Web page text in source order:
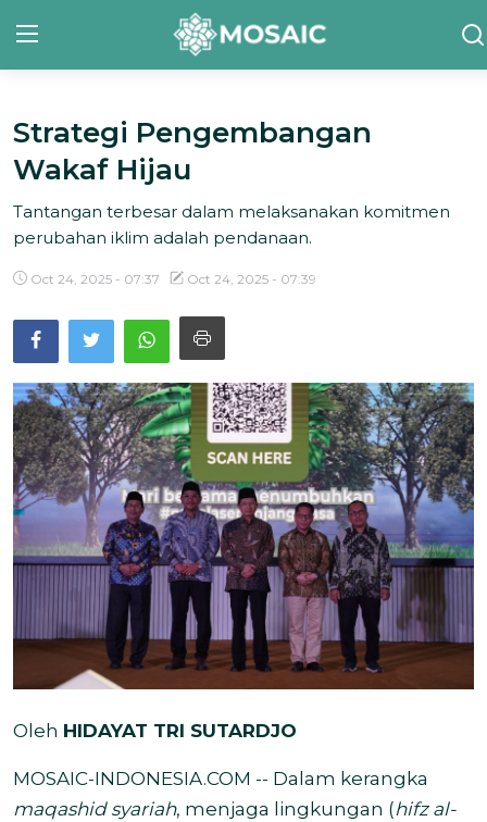
Contact
Tentang Kami
Risalah
Team Kami
Galeri
Sorotan Berita
Bahasa
Strategi Pengembangan
Wakaf Hijau
Tantangan terbesar dalam melaksanakan komitmen
perubahan iklim adalah pendanaan.
Oct 24, 2025 - 07:37 Oct 24, 2025 - 07:39
Oleh HIDAYAT TRI SUTARDJO
MOSAIC-INDONESIA.COM -- Dalam kerangka
maqashid syariah, menjaga lingkungan (hifz al-